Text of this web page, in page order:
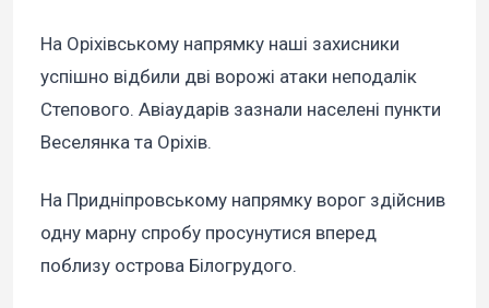
На Оріхівському напрямку наші захисники
успішно відбили дві ворожі атаки неподалік
Степового. Авіаударів зазнали населені пункти
Веселянка та Оріхів.
На Придніпровському напрямку ворог здійснив
одну марну спробу просунутися вперед
поблизу острова Білогрудого.